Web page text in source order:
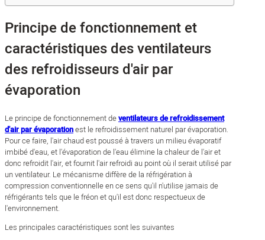
Principe de fonctionnement et
caractéristiques des ventilateurs
des refroidisseurs d'air par
évaporation
Le principe de fonctionnement deventilateurs de refroidissement
d'air par évaporationest le refroidissement naturel par évaporation.
Pour ce faire, l'air chaud est poussé à travers un milieu évaporatif
imbibé d'eau, et l'évaporation de l'eau élimine la chaleur de l'air et
donc refroidit l'air, et fournit l'air refroidi au point où il serait utilisé par
un ventilateur. Le mécanisme diffère de la réfrigération à
compression conventionnelle en ce sens qu'il n'utilise jamais de
réfrigérants tels que le fréon et qu'il est donc respectueux de
l'environnement.
Les principales caractéristiques sont les suivantes